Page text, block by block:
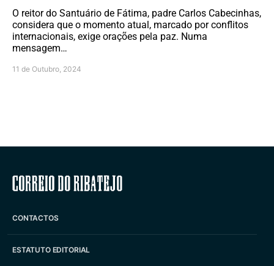
O reitor do Santuário de Fátima, padre Carlos Cabecinhas,
considera que o momento atual, marcado por conflitos
internacionais, exige orações pela paz. Numa
mensagem…
11 de Outubro, 2024
Correio do Ribatejo
CONTACTOS
ESTATUTO EDITORIAL